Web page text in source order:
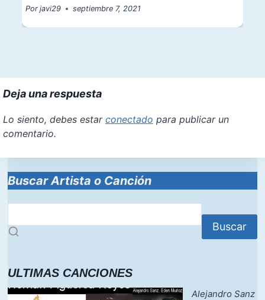
Por javi29 septiembre 7, 2021
Deja una respuesta
Lo siento, debes estar conectado para publicar un
comentario.
Buscar Artista o Canción
Buscar
ULTIMAS CANCIONES
Alejandro Sanz